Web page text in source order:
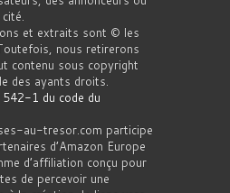
et extraits sont © les
nous retirerons
contenu sous copyright
des ayants droits.
1 du code du
au-tresor.com participe
d’Amazon Europe
d’affiliation conçu pour
de percevoir une